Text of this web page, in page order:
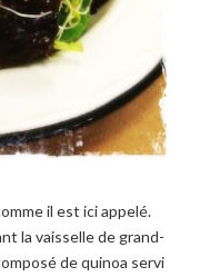
il est ici appelé.
la vaisselle de grand-
de quinoa servi